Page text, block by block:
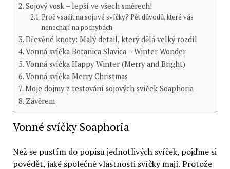
Sojový vosk – lepší ve všech směrech!
Proč vsadit na sojové svíčky? Pět důvodů, které vás
nenechají na pochybách
Dřevěné knoty: Malý detail, který dělá velký rozdíl
Vonná svíčka Botanica Slavica – Winter Wonder
Vonná svíčka Happy Winter (Merry and Bright)
Vonná svíčka Merry Christmas
Moje dojmy z testování sojových svíček Soaphoria
Závěrem
Vonné svíčky Soaphoria
Než se pustím do popisu jednotlivých svíček, pojďme si
povědět, jaké společné vlastnosti svíčky mají. Protože